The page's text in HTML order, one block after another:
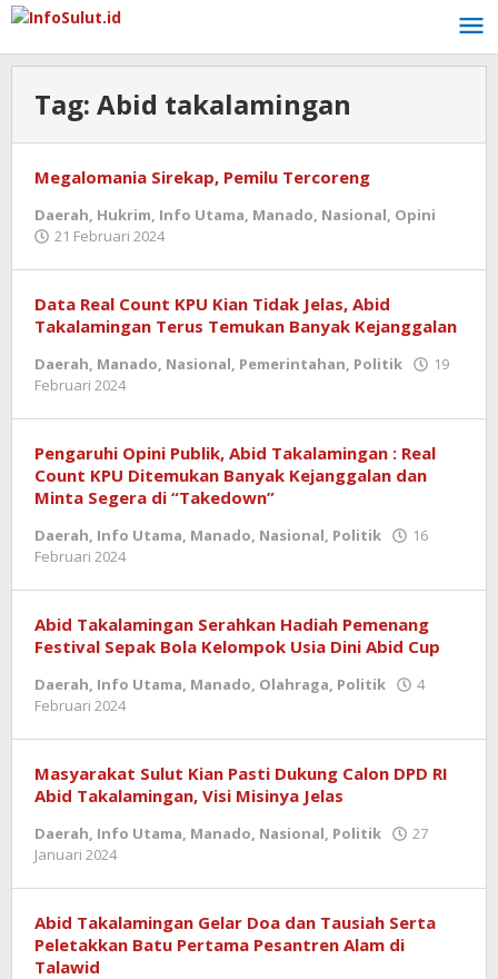
Lewati
konten
Tag: Abid takalamingan
Megalomania Sirekap, Pemilu Tercoreng
Daerah, Hukrim, Info Utama, Manado, Nasional, Opini
21 Februari 2024
Data Real Count KPU Kian Tidak Jelas, Abid
Takalamingan Terus Temukan Banyak Kejanggalan
Daerah, Manado, Nasional, Pemerintahan, Politik
19
Februari 2024
Pengaruhi Opini Publik, Abid Takalamingan : Real
Count KPU Ditemukan Banyak Kejanggalan dan
Minta Segera di “Takedown”
Daerah, Info Utama, Manado, Nasional, Politik
16
Februari 2024
Abid Takalamingan Serahkan Hadiah Pemenang
Festival Sepak Bola Kelompok Usia Dini Abid Cup
Daerah, Info Utama, Manado, Olahraga, Politik
4
Februari 2024
Masyarakat Sulut Kian Pasti Dukung Calon DPD RI
Abid Takalamingan, Visi Misinya Jelas
Daerah, Info Utama, Manado, Nasional, Politik
27
Januari 2024
Abid Takalamingan Gelar Doa dan Tausiah Serta
Peletakkan Batu Pertama Pesantren Alam di
Talawid